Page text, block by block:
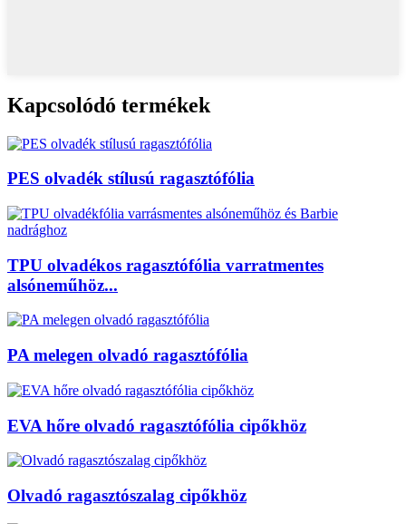
Kapcsolódó termékek
PES olvadék stílusú ragasztófólia
TPU olvadékos ragasztófólia varratmentes
alsóneműhöz...
PA melegen olvadó ragasztófólia
EVA hőre olvadó ragasztófólia cipőkhöz
Olvadó ragasztószalag cipőkhöz